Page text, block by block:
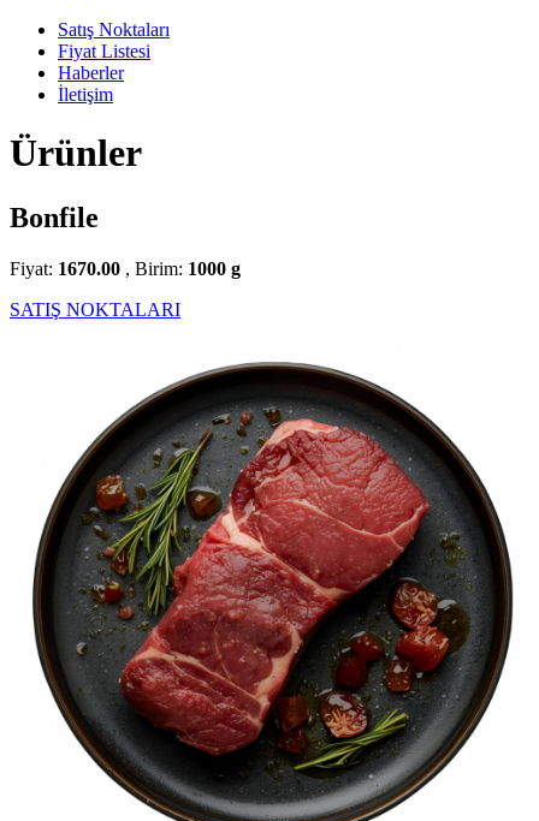
Satış Noktaları
Fiyat Listesi
Haberler
İletişim
Ürünler
Bonfile
Fiyat: 1670.00 , Birim: 1000 g
SATIŞ NOKTALARI